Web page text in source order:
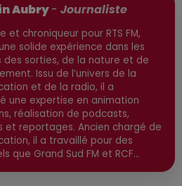
Aubry- Journaliste
et chroniqueur pour RTS FM,
solide expérience dans les
des sorties, de la nature et de
Issu de l’univers de la
et de la radio, il a
une expertise en animation
réalisation de podcasts,
et reportages. Ancien chargé de
il a travaillé pour des
que Grand Sud FM et RCF